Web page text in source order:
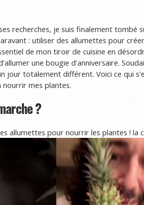
recherches, je suis finalement tombé
: utiliser des allumettes pour
de mon tiroir de cuisine en
une bougie d'anniversaire.
jour totalement différent. Voici ce qui
mes plantes.
?
allumettes pour nourrir les plantes ! la